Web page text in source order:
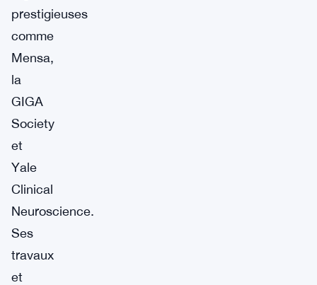
prestigieuses
comme
Mensa,
la
GIGA
Society
et
Yale
Clinical
Neuroscience.
Ses
travaux
et